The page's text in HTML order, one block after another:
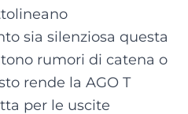
sia silenziosa questa
rumori di catena o
rende la AGO T
per le uscite